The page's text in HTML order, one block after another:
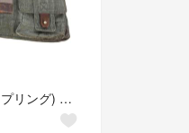
KIPLING(キプリング) レディース バッグ トート